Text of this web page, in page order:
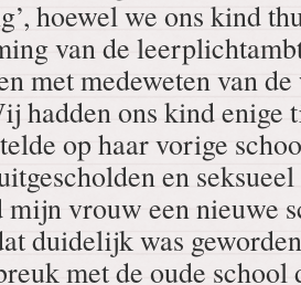
hoewel we ons kind
van de
met medeweten van
hadden ons kind enige
op haar vorige
en
vrouw een nieuwe
duidelijk was
met de oude